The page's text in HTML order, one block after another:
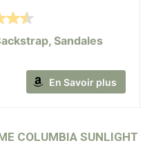
Sandales
En Savoir plus
COLUMBIA SUNLIGHT